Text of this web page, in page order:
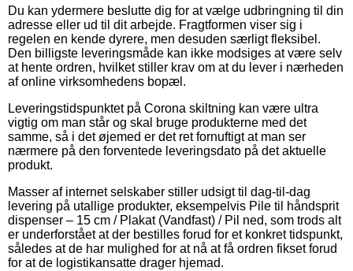
Du kan ydermere beslutte dig for at vælge udbringning til din
adresse eller ud til dit arbejde. Fragtformen viser sig i
regelen en kende dyrere, men desuden særligt fleksibel.
Den billigste leveringsmåde kan ikke modsiges at være selv
at hente ordren, hvilket stiller krav om at du lever i nærheden
af online virksomhedens bopæl.
Leveringstidspunktet på Corona skiltning kan være ultra
vigtig om man står og skal bruge produkterne med det
samme, så i det øjemed er det ret fornuftigt at man ser
nærmere på den forventede leveringsdato på det aktuelle
produkt.
Masser af internet selskaber stiller udsigt til dag-til-dag
levering på utallige produkter, eksempelvis Pile til håndsprit
dispenser – 15 cm / Plakat (Vandfast) / Pil ned, som trods alt
er underforstået at der bestilles forud for et konkret tidspunkt,
således at de har mulighed for at nå at få ordren fikset forud
for at de logistikansatte drager hjemad.